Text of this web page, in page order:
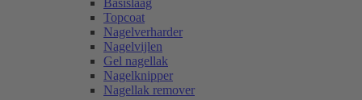
Basislaag
Topcoat
Nagelverharder
Nagelvijlen
Gel nagellak
Nagelknipper
Nagellak remover